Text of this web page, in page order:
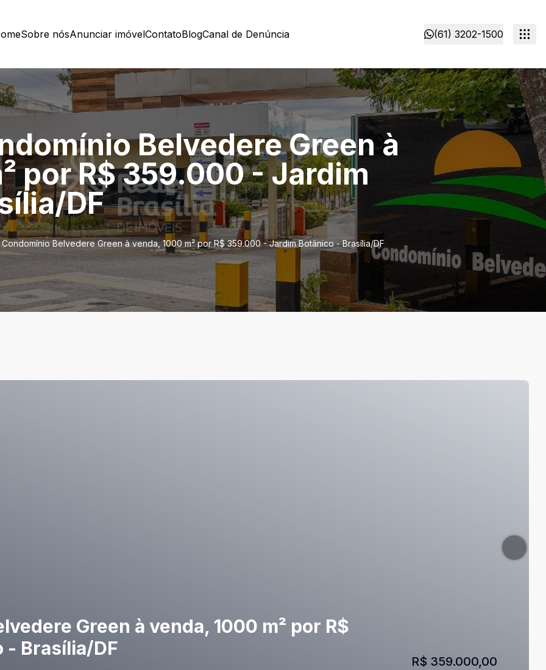
Sobre nósAnunciar imóvelContatoBlogCanal de Denúncia (61) 3202-1500
Belvedere Green à
por R$ 359.000 - Jardim
DF
Belvedere Green à venda, 1000 m² por R$ 359.000 - Jardim Botânico - Brasília/DF
Green à venda, 1000 m² por R$
- Brasília/DF
R$ 359.000,00